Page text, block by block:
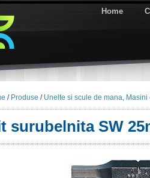
Home
/ Produse / Unelte si scule de mana, Masini
surubelnita SW